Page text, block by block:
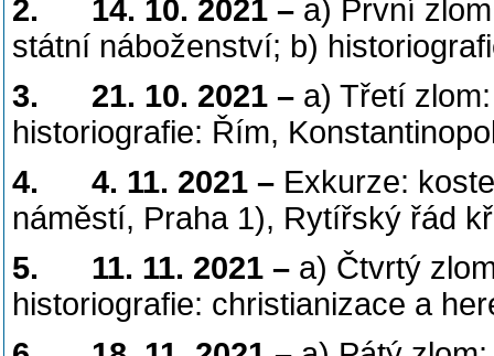
2. 14. 10. 2021 – a) První
státní náboženství; b)
3. 21. 10. 2021 – a) Třetí
historiografie: Řím,
4. 4. 11. 2021 – Exkurze:
náměstí, Praha 1), Rytířský řád
5. 11. 11. 2021 – a) Čtvrtý
historiografie: christianizace a